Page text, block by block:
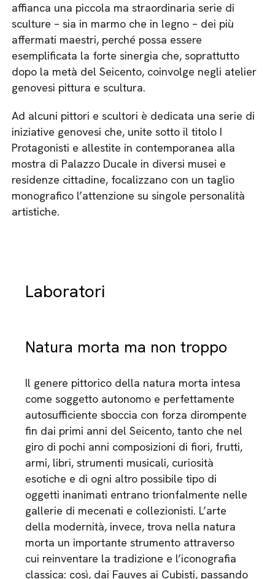
affianca una piccola ma straordinaria serie di
sculture – sia in marmo che in legno – dei più
affermati maestri, perché possa essere
esemplificata la forte sinergia che, soprattutto
dopo la metà del Seicento, coinvolge negli atelier
genovesi pittura e scultura.
Ad alcuni pittori e scultori è dedicata una serie di
iniziative genovesi che, unite sotto il titolo I
Protagonisti e allestite in contemporanea alla
mostra di Palazzo Ducale in diversi musei e
residenze cittadine, focalizzano con un taglio
monografico l’attenzione su singole personalità
artistiche.
Laboratori
Natura morta ma non troppo
Il genere pittorico della natura morta intesa
come soggetto autonomo e perfettamente
autosufficiente sboccia con forza dirompente
fin dai primi anni del Seicento, tanto che nel
giro di pochi anni composizioni di fiori, frutti,
armi, libri, strumenti musicali, curiosità
esotiche e di ogni altro possibile tipo di
oggetti inanimati entrano trionfalmente nelle
gallerie di mecenati e collezionisti. L’arte
della modernità, invece, trova nella natura
morta un importante strumento attraverso
cui reinventare la tradizione e l’iconografia
classica: così, dai Fauves ai Cubisti, passando